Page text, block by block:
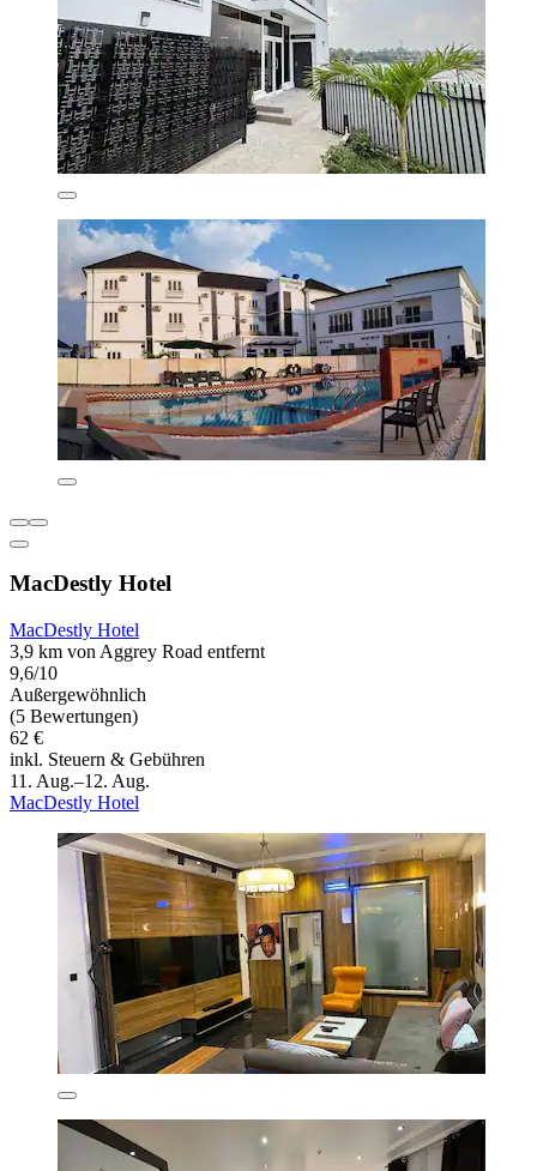
MacDestly Hotel
MacDestly Hotel
3,9 km von Aggrey Road entfernt
9,6/10
Außergewöhnlich
(5 Bewertungen)
62 €
inkl. Steuern & Gebühren
11. Aug.–12. Aug.
MacDestly Hotel